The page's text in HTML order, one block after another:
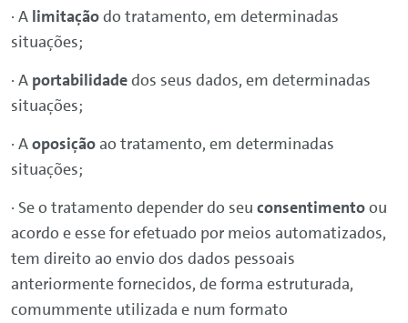
· A limitaçãodo tratamento, em determinadas
situações;
· A portabilidadedos seus dados, em determinadas
situações;
· Aoposiçãoao tratamento, em determinadas
situações;
· Se o tratamento depender do seu consentimentoou
acordo e esse for efetuado por meios automatizados,
tem direito ao envio dos dados pessoais
anteriormente fornecidos, de forma estruturada,
comummente utilizada e num formato